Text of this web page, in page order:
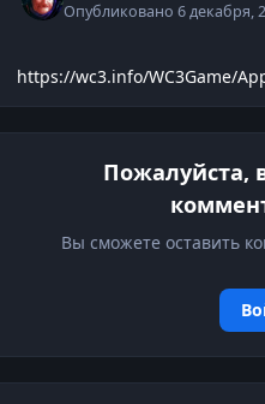
Опубликовано6 декабря,
https://wc3.info/WC3Game/
Пожалуйста,
Вы сможете оставить